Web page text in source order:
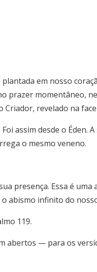
em nosso
prazer momentâneo,
revelado na
assim desde o Éden.
o mesmo veneno.
presença. Essa é
abismo infinito do
119.
abertos — para os